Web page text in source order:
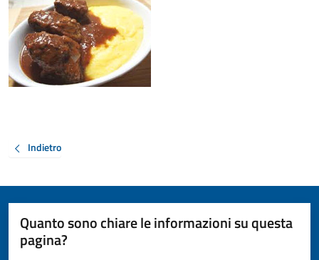
Indietro
Quanto sono chiare le informazioni su questa
pagina?